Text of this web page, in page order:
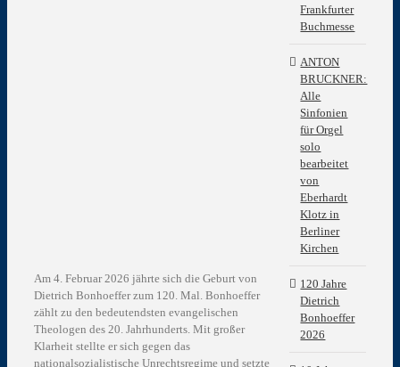
Am 4. Februar 2026 jährte sich die Geburt von
Dietrich Bonhoefferzum 120. Mal. Bonhoeffer
zählt zu den bedeutendsten evangelischen
Theologen des 20. Jahrhunderts. Mit großer
Klarheit stellte er sich gegen das
nationalsozialistische Unrechtsregime und setzte
Frankfurter
Buchmesse
ANTON
BRUCKNER:
Alle
Sinfonien
für Orgel
solo
bearbeitet
von
Eberhardt
Klotz in
Berliner
Kirchen
120 Jahre
Dietrich
Bonhoeffer
2026